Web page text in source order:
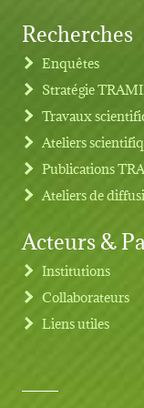
Footer menu
Recherches
Enquêtes
Stratégie
Travaux
Ateliers
Publications
Ateliers de
Acteurs &
Institutions
Collaborateurs
Liens utiles